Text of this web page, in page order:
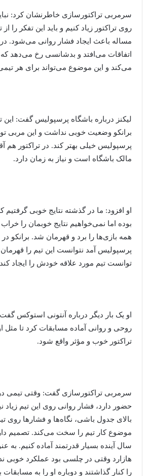
سرمربی تراکتورسازی خاطرنشان کرد:
روی تراکتور زیاد کنیم و باید این تفکر را از
مساله باعث ایجاد فشار روانی می‌شود.
اتفاقات می‌افتد و بدشانسی رخ می‌دهد
می‌کند و این موضوع می‌تواند برای هر
لیکنز درباره باشگاه پرسپولیس گفت: این
برانکو وضعیت خوبی نداشت و این مربی
پرسپولیس خیلی بهتر کند. در تراکتور هم
مالک باشگاه است و نیاز به زمان دارد.
او افزود: ما در گذشته نتایج خوبی
بوده اما نمی‌خواهیم نتایج خوبمان را
همه بازی‌ها را برد و قهرمان شد. برانکو
پرسپولیس آمد نتوانست این تیم را قهرمان
توانست تیم مورد علاقه خودش را ایجاد
او یک بار دیگر درباره آنتونی استوکس گفت:
روحی و روانی آماده مسابقات کرد تا مثل
تراکتور خوب و مؤثر واقع شود.
سرمربی تراکتورسازی گفت: وقتی تیمی
حضور دارد، فشار روانی روی این تیم زیاد
بالای جدول باشی، نگاه‌ها و فشارها روی
موضوع کار تیم را سخت می‌کند. تصمیم
سال آینده بسیار قدرتمند آماده کنیم. به
هازارد وقتی در چلسی بود عملکرد خوبی
را کنار گذاشتند و دوباره او را به مسابقات